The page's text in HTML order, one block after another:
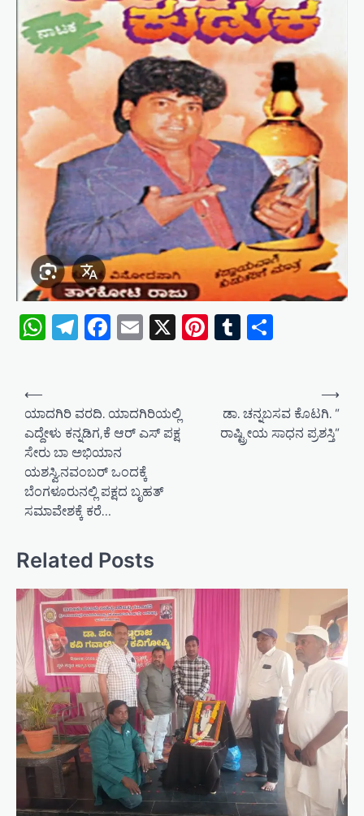
WhatsApp
Telegram
Facebook
Email
X Pinterest
Tumblr
i
g
a
t
i
o
n
⟵
ಯಾದಗಿರಿ ವರದಿ. ಯಾದಗಿರಿಯಲ್ಲಿ
ಎದ್ದೇಳು ಕನ್ನಡಿಗ,ಕೆ ಆರ್ ಎಸ್ ಪಕ್ಷ
ಸೇರು ಬಾ ಅಭಿಯಾನ
ಯಶಸ್ವಿ.ನವಂಬರ್ ಒಂದಕ್ಕೆ
ಬೆಂಗಳೂರುನಲ್ಲಿ ಪಕ್ಷದ ಬೃಹತ್
ಸಮಾವೇಶಕ್ಕೆ ಕರೆ…
ಡಾ. ಚನ್ನಬಸವ ಕೊಟಗಿ. ”
ರಾಷ್ಟ್ರೀಯ ಸಾಧನ ಪ್ರಶಸ್ತಿ”
⟶
Related Posts